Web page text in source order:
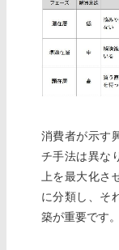
消費者が示す
チ手法は異な
上を最大化さ
に分類し、そ
築が重要です。